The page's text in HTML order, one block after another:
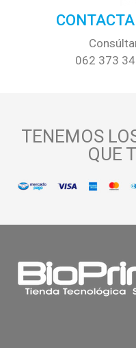
062 373
TENEMOS
QUE